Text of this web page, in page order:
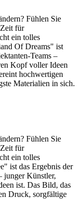
Fühlen Sie
Zeit für
ein tolles
Of Dreams" ist
Teams –
Kopf voller Ideen
hochwertigen
Materialien in sich.
Fühlen Sie
Zeit für
ein tolles
ist das Ergebnis der
junger Künstler,
ist. Das Bild, das
Druck, sorgfältige